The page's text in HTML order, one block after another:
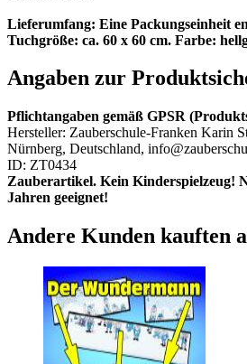
Lieferumfang: Eine Packungseinheit
Tuchgröße: ca. 60 x 60 cm. Farbe:
Angaben zur
Pflichtangaben gemäß GPSR
Hersteller: Zauberschule-Franken Karin
Nürnberg, Deutschland,
ID: ZT0434
Zauberartikel. Kein Kinderspielzeug!
Jahren geeignet!
Andere Kunden kauften